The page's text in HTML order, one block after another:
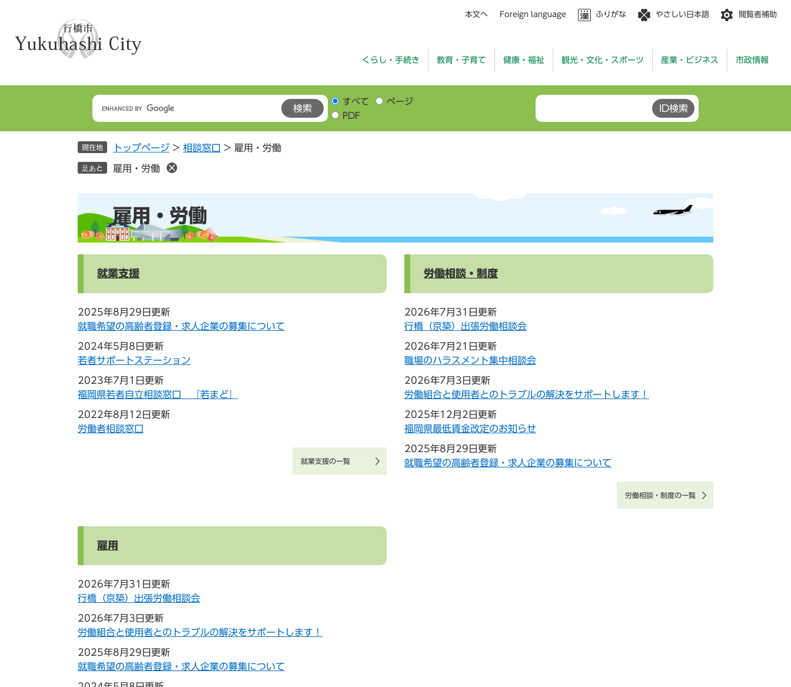
本
本文へ Foreign language ふりがな やさしい日本語 閲覧者補助
くらし・手続き 教育・子育て 健康・福祉 観光・文化・スポーツ 産業・ビジネス 市政情報
すべて
ページ
PDF
現在地 トップページ > 相談窓口 > 雇用・労働
足あと 雇用・労働
文
雇用・労働
就業支援
2025年8月29日更新
就職希望の高齢者登録・求人企業の募集について
2024年5月8日更新
若者サポートステーション
2023年7月1日更新
福岡県若者自立相談窓口 『若まど』
2022年8月12日更新
労働者相談窓口
就業支援の一覧
労働相談・制度
2026年7月31日更新
行橋（京築）出張労働相談会
2026年7月21日更新
職場のハラスメント集中相談会
2026年7月3日更新
労働組合と使用者とのトラブルの解決をサポートします！
2025年12月2日更新
福岡県最低賃金改定のお知らせ
2025年8月29日更新
就職希望の高齢者登録・求人企業の募集について
労働相談・制度の一覧
雇用
2026年7月31日更新
行橋（京築）出張労働相談会
2026年7月3日更新
労働組合と使用者とのトラブルの解決をサポートします！
2025年8月29日更新
就職希望の高齢者登録・求人企業の募集について